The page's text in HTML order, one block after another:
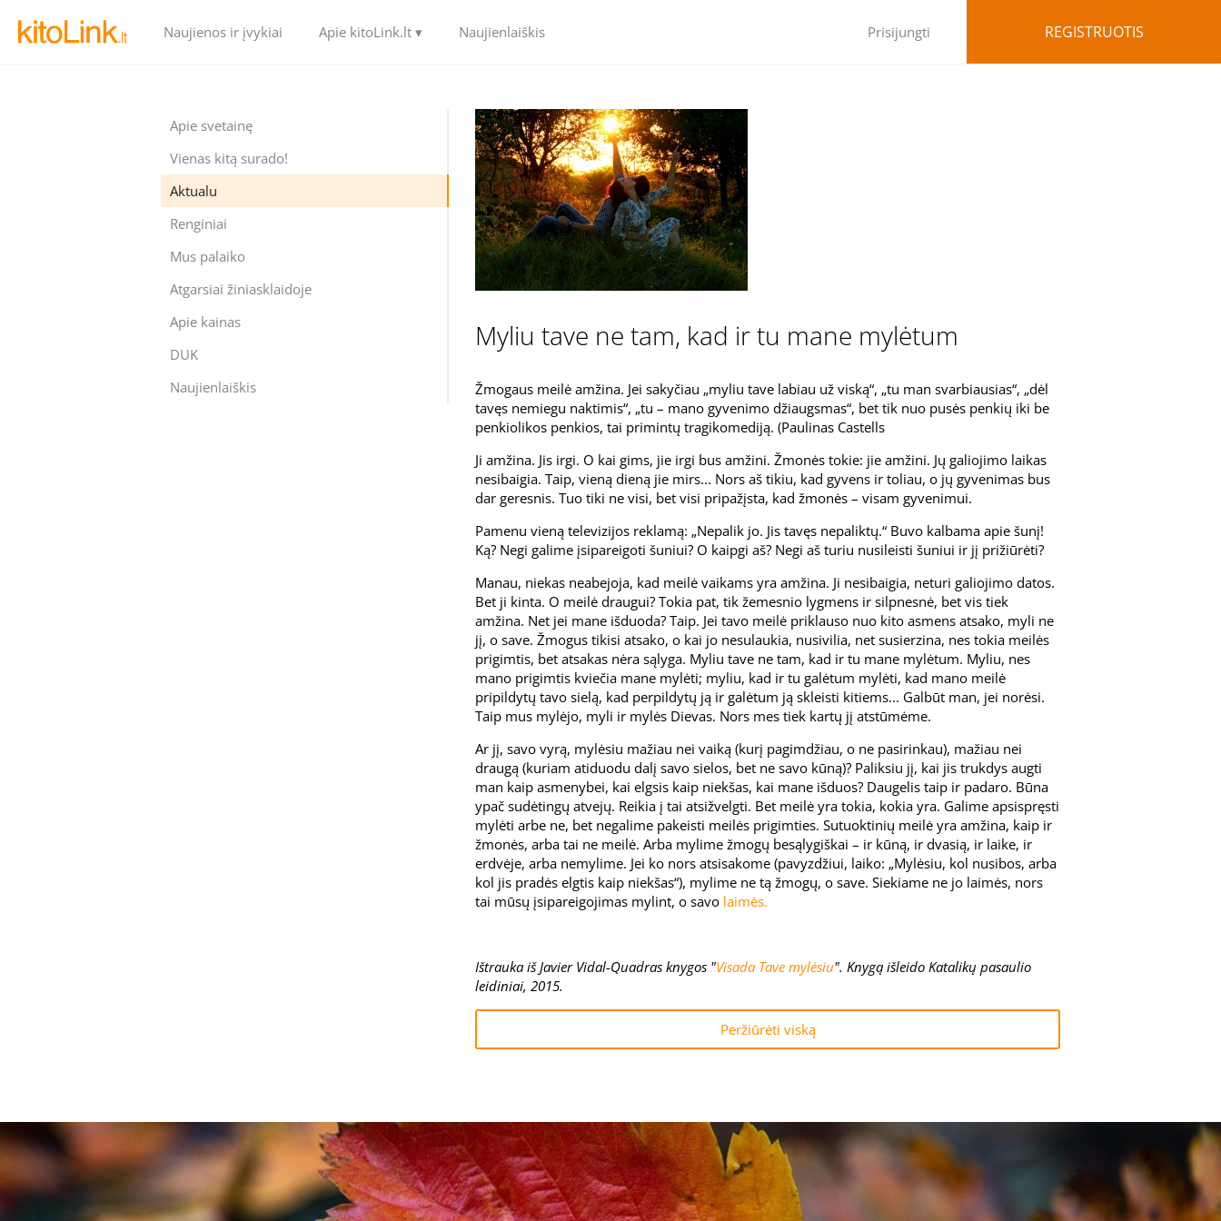
Naujienos ir įvykiai Apie kitoLink.lt ▾ Naujienlaiškis Prisijungti REGISTRUOTIS
Apie svetainę
Vienas kitą surado!
Aktualu
Renginiai
Mus palaiko
Atgarsiai žiniasklaidoje
Apie kainas
DUK
Naujienlaiškis
Myliu tave ne tam, kad ir tu mane mylėtum
Žmogaus meilė amžina. Jei sakyčiau „myliu tave labiau už viską“, „tu man svarbiausias“, „dėl
tavęs nemiegu naktimis“, „tu – mano gyvenimo džiaugsmas“, bet tik nuo pusės penkių iki be
penkiolikos penkios, tai primintų tragikomediją. (Paulinas Castells
Ji amžina. Jis irgi. O kai gims, jie irgi bus amžini. Žmonės tokie: jie amžini. Jų galiojimo laikas
nesibaigia. Taip, vieną dieną jie mirs... Nors aš tikiu, kad gyvens ir toliau, o jų gyvenimas bus
dar geresnis. Tuo tiki ne visi, bet visi pripažįsta, kad žmonės – visam gyvenimui.
Pamenu vieną televizijos reklamą: „Nepalik jo. Jis tavęs nepaliktų.“ Buvo kalbama apie šunį!
Ką? Negi galime įsipareigoti šuniui? O kaipgi aš? Negi aš turiu nusileisti šuniui ir jį prižiūrėti?
Manau, niekas neabejoja, kad meilė vaikams yra amžina. Ji nesibaigia, neturi galiojimo datos.
Bet ji kinta. O meilė draugui? Tokia pat, tik žemesnio lygmens ir silpnesnė, bet vis tiek
amžina. Net jei mane išduoda? Taip. Jei tavo meilė priklauso nuo kito asmens atsako, myli ne
jį, o save. Žmogus tikisi atsako, o kai jo nesulaukia, nusivilia, net susierzina, nes tokia meilės
prigimtis, bet atsakas nėra sąlyga. Myliu tave ne tam, kad ir tu mane mylėtum. Myliu, nes
mano prigimtis kviečia mane mylėti; myliu, kad ir tu galėtum mylėti, kad mano meilė
pripildytų tavo sielą, kad perpildytų ją ir galėtum ją skleisti kitiems... Galbūt man, jei norėsi.
Taip mus mylėjo, myli ir mylės Dievas. Nors mes tiek kartų jį atstūmėme.
Ar jį, savo vyrą, mylėsiu mažiau nei vaiką (kurį pagimdžiau, o ne pasirinkau), mažiau nei
draugą (kuriam atiduodu dalį savo sielos, bet ne savo kūną)? Paliksiu jį, kai jis trukdys augti
man kaip asmenybei, kai elgsis kaip niekšas, kai mane išduos? Daugelis taip ir padaro. Būna
ypač sudėtingų atvejų. Reikia į tai atsižvelgti. Bet meilė yra tokia, kokia yra. Galime apsispręsti
mylėti arbe ne, bet negalime pakeisti meilės prigimties. Sutuoktinių meilė yra amžina, kaip ir
žmonės, arba tai ne meilė. Arba mylime žmogų besąlygiškai – ir kūną, ir dvasią, ir laike, ir
erdvėje, arba nemylime. Jei ko nors atsisakome (pavyzdžiui, laiko: „Mylėsiu, kol nusibos, arba
kol jis pradės elgtis kaip niekšas“), mylime ne tą žmogų, o save. Siekiame ne jo laimės, nors
tai mūsų įsipareigojimas mylint, o savo laimės.
Ištrauka iš Javier Vidal-Quadras knygos "Visada Tave mylėsiu". Knygą išleido Katalikų pasaulio
leidiniai, 2015.
Peržiūrėti viską